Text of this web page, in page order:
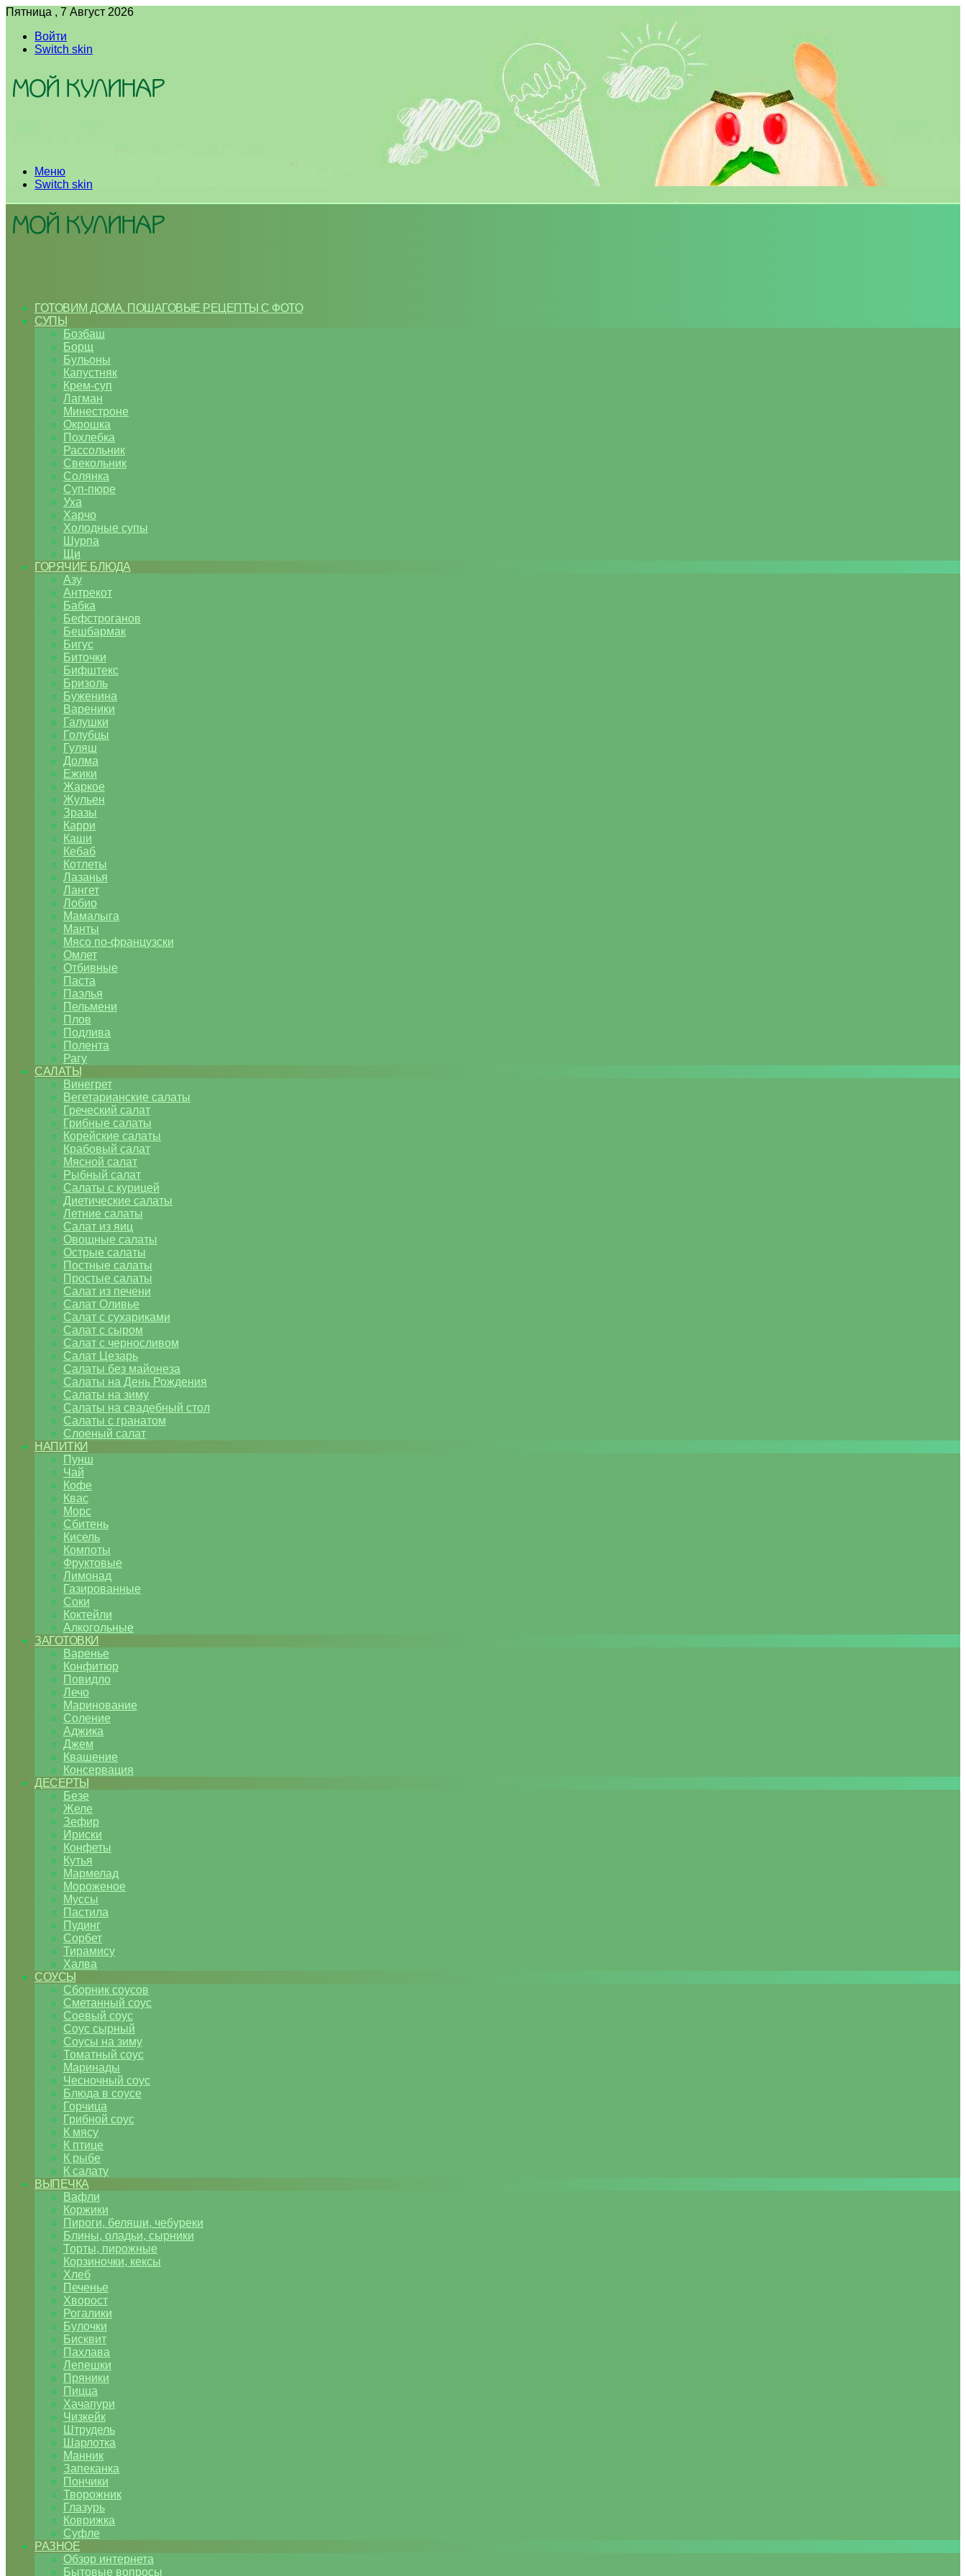
Пятница , 7 Август 2026
Войти
Switch skin
Меню
Switch skin
ГОТОВИМ ДОМА. ПОШАГОВЫЕ РЕЦЕПТЫ С ФОТО
СУПЫ
Бозбаш
Борщ
Бульоны
Капустняк
Крем-суп
Лагман
Минестроне
Окрошка
Похлебка
Рассольник
Свекольник
Солянка
Суп-пюре
Уха
Харчо
Холодные супы
Шурпа
Щи
ГОРЯЧИЕ БЛЮДА
Азу
Антрекот
Бабка
Бефстроганов
Бешбармак
Бигус
Биточки
Бифштекс
Бризоль
Буженина
Вареники
Галушки
Голубцы
Гуляш
Долма
Ежики
Жаркое
Жульен
Зразы
Карри
Каши
Кебаб
Котлеты
Лазанья
Лангет
Лобио
Мамалыга
Манты
Мясо по-французски
Омлет
Отбивные
Паста
Паэлья
Пельмени
Плов
Подлива
Полента
Рагу
САЛАТЫ
Винегрет
Вегетарианские салаты
Греческий салат
Грибные салаты
Корейские салаты
Крабовый салат
Мясной салат
Рыбный салат
Салаты с курицей
Диетические салаты
Летние салаты
Салат из яиц
Овощные салаты
Острые салаты
Постные салаты
Простые салаты
Салат из печени
Салат Оливье
Салат с сухариками
Салат с сыром
Салат с черносливом
Салат Цезарь
Салаты без майонеза
Салаты на День Рождения
Салаты на зиму
Салаты на свадебный стол
Салаты с гранатом
Слоеный салат
НАПИТКИ
Пунш
Чай
Кофе
Квас
Морс
Сбитень
Кисель
Компоты
Фруктовые
Лимонад
Газированные
Соки
Коктейли
Алкогольные
ЗАГОТОВКИ
Варенье
Конфитюр
Повидло
Лечо
Маринование
Соление
Аджика
Джем
Квашение
Консервация
ДЕСЕРТЫ
Безе
Желе
Зефир
Ириски
Конфеты
Кутья
Мармелад
Мороженое
Муссы
Пастила
Пудинг
Сорбет
Тирамису
Халва
СОУСЫ
Сборник соусов
Сметанный соус
Соевый соус
Соус сырный
Соусы на зиму
Томатный соус
Маринады
Чесночный соус
Блюда в соусе
Горчица
Грибной соус
К мясу
К птице
К рыбе
К салату
ВЫПЕЧКА
Вафли
Коржики
Пироги, беляши, чебуреки
Блины, оладьи, сырники
Торты, пирожные
Корзиночки, кексы
Хлеб
Печенье
Хворост
Рогалики
Булочки
Бисквит
Пахлава
Лепешки
Пряники
Пицца
Хачапури
Чизкейк
Штрудель
Шарлотка
Манник
Запеканка
Пончики
Творожник
Глазурь
Коврижка
Суфле
РАЗНОЕ
Обзор интернета
Бытовые вопросы